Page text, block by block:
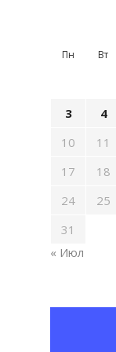
Пн Вт
3
4
10
11
17
18
24
25
31
« Июл